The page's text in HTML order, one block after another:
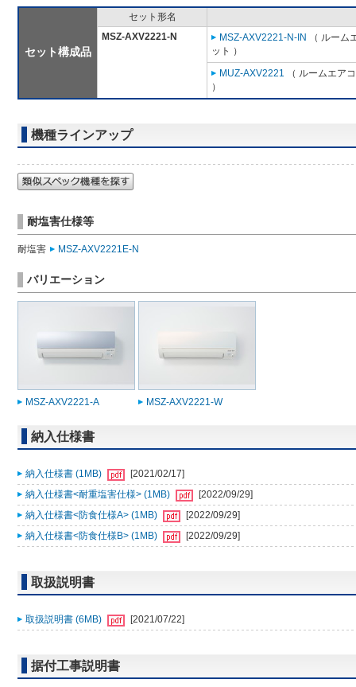
セット構成品
セット形名
MSZ-AXV2221-N
MSZ-AXV2221-N-IN
（ ルーム
ット ）
MUZ-AXV2221 （ ルームエア
）
機種ラインアップ
耐塩害仕様等
耐塩害 MSZ-AXV2221E-N
バリエーション
MSZ-AXV2221-A MSZ-AXV2221-W
納入仕様書
納入仕様書 (1MB)
[2021/02/17]
納入仕様書<耐重塩害仕様> (1MB)
[2022/09/29]
納入仕様書<防食仕様A> (1MB)
[2022/09/29]
納入仕様書<防食仕様B> (1MB)
[2022/09/29]
取扱説明書
取扱説明書 (6MB) [2021/07/22]
据付工事説明書